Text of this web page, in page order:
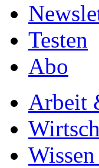
Testen
Abo
Arbeit